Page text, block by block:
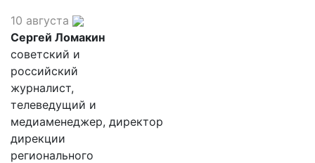
10 августа
Сергей Ломакин
советский и
российский
журналист,
телеведущий и
медиаменеджер, директор
дирекции
регионального